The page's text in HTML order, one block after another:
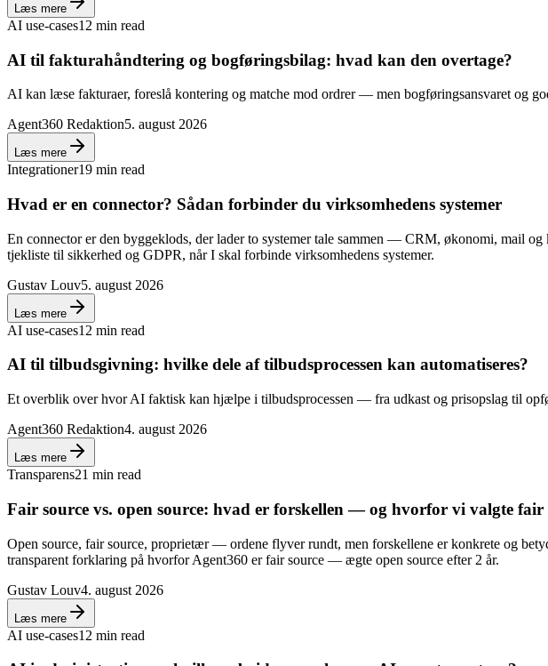
Læs mere
AI use-cases12 min read
AI til fakturahåndtering og bogføringsbilag: hvad kan den overtage?
AI kan læse fakturaer, foreslå kontering og matche mod ordrer — men bogføringsansvaret og
Agent360 Redaktion5. august 2026
Læs mere
Integrationer19 min read
Hvad er en connector? Sådan forbinder du virksomhedens systemer
En connector er den byggeklods, der lader to systemer tale sammen — CRM, økonomi, mail
tjekliste til sikkerhed og GDPR, når I skal forbinde virksomhedens systemer.
Gustav Louv5. august 2026
Læs mere
AI use-cases12 min read
AI til tilbudsgivning: hvilke dele af tilbudsprocessen kan automatiseres?
Et overblik over hvor AI faktisk kan hjælpe i tilbudsprocessen — fra udkast og prisopslag til
Agent360 Redaktion4. august 2026
Læs mere
Transparens21 min read
Fair source vs. open source: hvad er forskellen — og hvorfor vi valgte fair
Open source, fair source, proprietær — ordene flyver rundt, men forskellene er konkrete og
transparent forklaring på hvorfor Agent360 er fair source — ægte open source efter 2 år.
Gustav Louv4. august 2026
Læs mere
AI use-cases12 min read